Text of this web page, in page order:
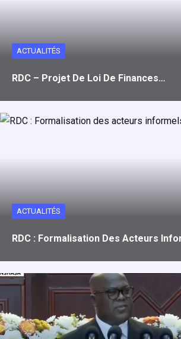
ACTUALITÉS
RDC – Projet De Loi De Finances…
ACTUALITÉS
RDC : Formalisation Des Acteurs